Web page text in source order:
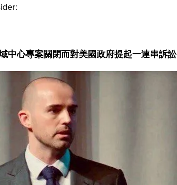
中心專案關閉而對美國政府提起一連串訴訟